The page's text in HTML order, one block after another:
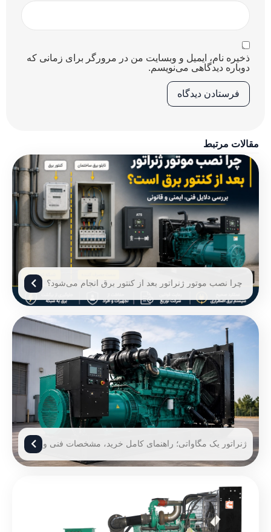
ذخیره نام، ایمیل و وبسایت من در مرورگر برای زمانی که
دوباره دیدگاهی می‌نویسم.
مقالات مرتبط
چرا نصب موتور ژنراتور بعد از کنتور برق انجام می‌شود؟
ژنراتور یک مگاواتی؛ راهنمای کامل خرید، مشخصات فنی و